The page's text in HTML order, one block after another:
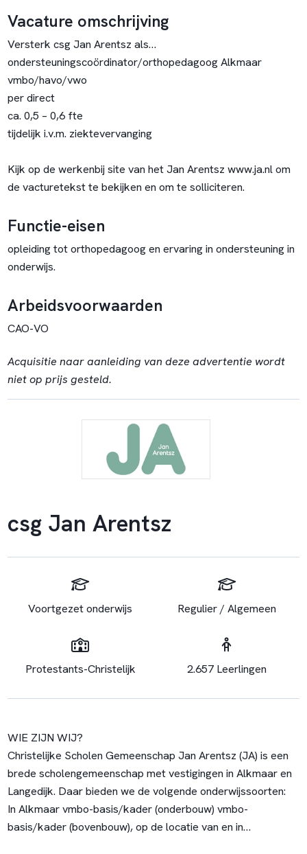
Vacature omschrijving
Versterk csg Jan Arentsz als…
ondersteuningscoördinator/orthopedagoog Alkmaar
vmbo/havo/vwo
per direct
ca. 0,5 – 0,6 fte
tijdelijk i.v.m. ziektevervanging
Kijk op de werkenbij site van het Jan Arentsz www.ja.nl om
de vacturetekst te bekijken en om te solliciteren.
Functie-eisen
opleiding tot orthopedagoog en ervaring in ondersteuning in
onderwijs.
Arbeidsvoorwaarden
CAO-VO
Acquisitie naar aanleiding van deze advertentie wordt
niet op prijs gesteld.
csg Jan Arentsz
Voortgezet onderwijs Regulier / Algemeen
Protestants-Christelijk 2.657 Leerlingen
WIE ZIJN WIJ?
Christelijke Scholen Gemeenschap Jan Arentsz (JA) is een
brede scholengemeenschap met vestigingen in Alkmaar en
Langedijk. Daar bieden we de volgende onderwijssoorten:
In Alkmaar vmbo-basis/kader (onderbouw) vmbo-
basis/kader (bovenbouw), op de locatie van en in